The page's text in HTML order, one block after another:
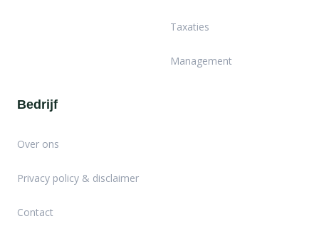
Taxaties
Management
Bedrijf
Over ons
Privacy policy & disclaimer
Contact